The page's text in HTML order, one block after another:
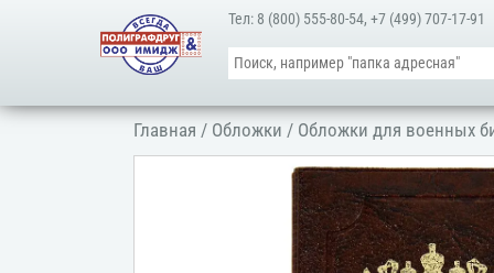
Тел: 8 (800) 555-80-54,+7 (499) 707-17-91
Главная / Обложки / Обложки для военных